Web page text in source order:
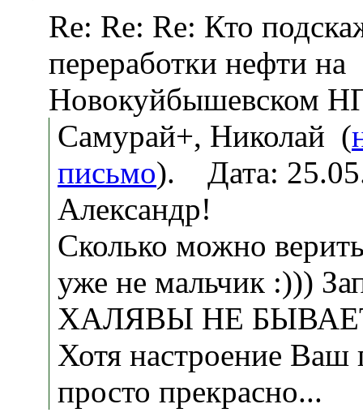
Re: Re: Re: Кто
переработки нефти на
Новокуйбышевском
Самурай+, Николай (
письмо). Дата:
Александр!
Сколько можно
уже не мальчик :)))
ХАЛЯВЫ НЕ
Хотя настроение Ваш
просто прекрасно...